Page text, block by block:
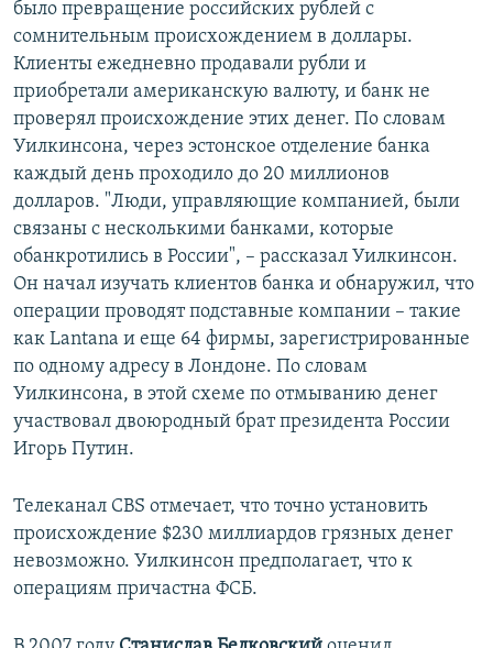
было превращение российских рублей с
сомнительным происхождением в доллары.
Клиенты ежедневно продавали рубли и
приобретали американскую валюту, и банк не
проверял происхождение этих денег. По словам
Уилкинсона, через эстонское отделение банка
каждый день проходило до 20 миллионов
долларов. "Люди, управляющие компанией, были
связаны с несколькими банками, которые
обанкротились в России", – рассказал Уилкинсон.
Он начал изучать клиентов банка и обнаружил, что
операции проводят подставные компании – такие
как Lantana и еще 64 фирмы, зарегистрированные
по одному адресу в Лондоне. По словам
Уилкинсона, в этой схеме по отмыванию денег
участвовал двоюродный брат президента России
Игорь Путин.
Телеканал CBS отмечает, что точно установить
происхождение $230 миллиардов грязных денег
невозможно. Уилкинсон предполагает, что к
операциям причастна ФСБ.